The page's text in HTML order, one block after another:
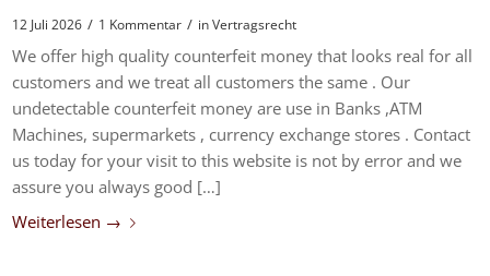
12 Juli 2026 / 1 Kommentar / inVertragsrecht
We offer high quality counterfeit money that looks real for all
customers and we treat all customers the same . Our
undetectable counterfeit money are use in Banks ,ATM
Machines, supermarkets , currency exchange stores . Contact
us today for your visit to this website is not by error and we
assure you always good […]
Weiterlesen →